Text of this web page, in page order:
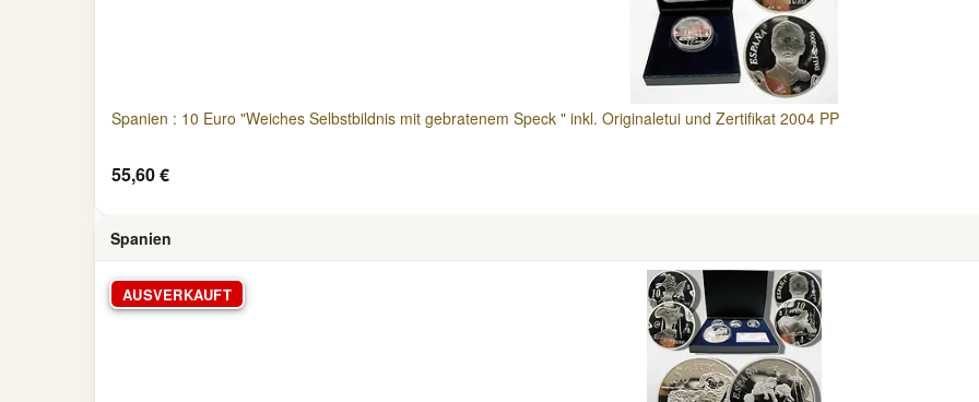
Spanien : 10 Euro "Weiches Selbstbildnis mit gebratenem Speck " inkl. Originaletui und Zertifikat 2004 PP
55,60 €
Spanien
AUSVERKAUFT